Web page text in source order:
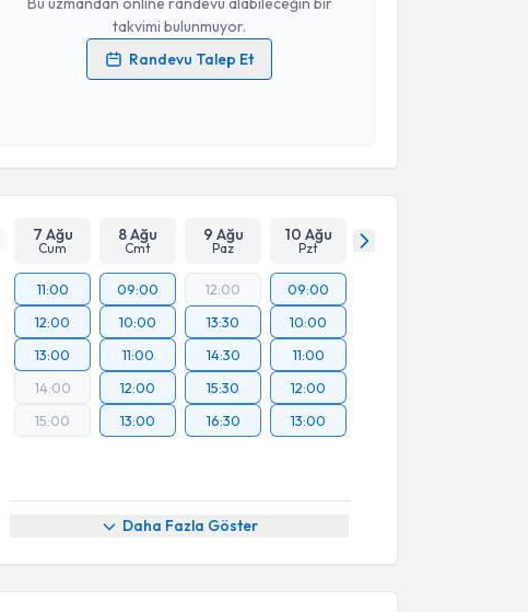
takvimi bulunmuyor.
Randevu Talep Et
Kişisel verilerimin işlenmesine ilişkinAydınlatma Metni
Takvim Talebini Gönder
7 Ağu
Cum
8 Ağu
Cmt
9 Ağu
Paz
10 Ağu
Pzt
11:00
12:00
13:00
14:00
15:00
09:00
10:00
11:00
12:00
13:00
12:00
13:30
14:30
15:30
16:30
09:00
10:00
11:00
12:00
13:00
Daha Fazla Göster